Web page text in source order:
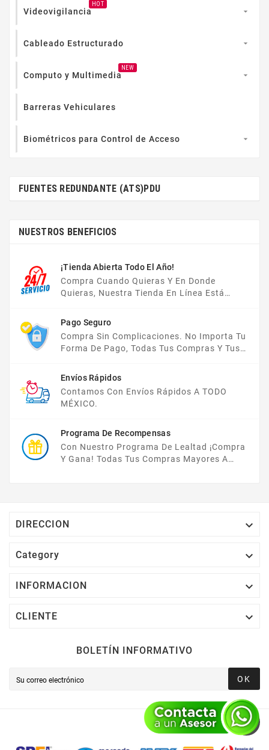
Videovigilancia
HOT

Cableado Estructurado 
Computo y Multimedia
NEW

Barreras Vehiculares
Biométricos para Control de Acceso 
FUENTES REDUNDANTE (ATS)PDU
NUESTROS BENEFICIOS
¡Tienda Abierta Todo El Año!
Compra Cuando Quieras Y En Donde
Quieras, Nuestra Tienda En Línea Está
Pago Seguro
Compra Sin Complicaciones. No Importa Tu
Forma De Pago, Todas Tus Compras Y Tus
Envíos Rápidos
Contamos Con Envíos Rápidos A TODO
MÉXICO.
Programa De Recompensas
Con Nuestro Programa De Lealtad ¡compra
Y Gana! Todas Tus Compras Mayores A
DIRECCION 
Category 
INFORMACION 
CLIENTE 
BOLETÍN INFORMATIVO
OK